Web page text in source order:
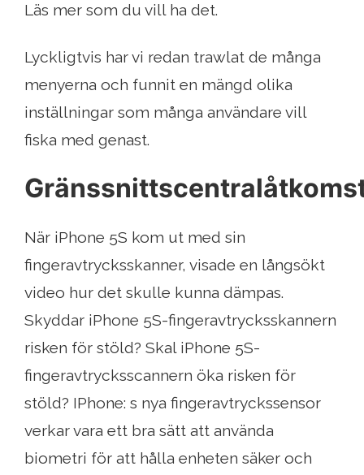
Läs mer som du vill ha det.
Lyckligtvis har vi redan trawlat de många
menyerna och funnit en mängd olika
inställningar som många användare vill
fiska med genast.
När iPhone 5S kom ut med sin
fingeravtrycksskanner, visade en långsökt
video hur det skulle kunna dämpas.
Skyddar iPhone 5S-fingeravtrycksskannern
risken för stöld? Skal iPhone 5S-
fingeravtrycksscannern öka risken för
stöld? IPhone: s nya fingeravtryckssensor
verkar vara ett bra sätt att använda
biometri för att hålla enheten säker och